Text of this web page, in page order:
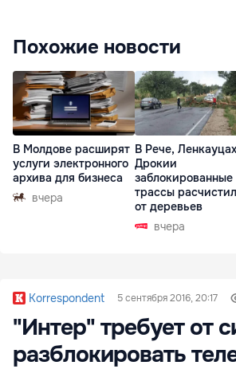
Похожие новости
В Молдове расширят
услуги электронного
архива для бизнеса
вчера
В Рече,
Дрокии
заблокированные
трассы
от деревьев
вчера
Korrespondent 5 сентября 2016, 20:17
"Интер" требует от
разблокировать